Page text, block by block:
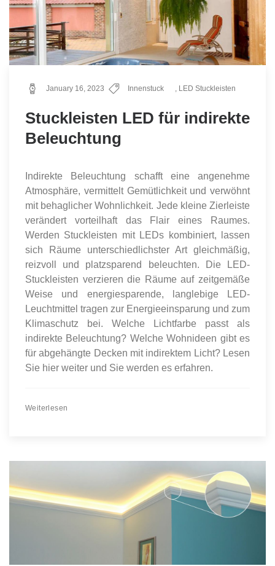
January 16, 2023 Innenstuck , LED Stuckleisten
Stuckleisten LED für indirekte
Beleuchtung
Indirekte Beleuchtung schafft eine angenehme
Atmosphäre, vermittelt Gemütlichkeit und verwöhnt
mit behaglicher Wohnlichkeit. Jede kleine Zierleiste
verändert vorteilhaft das Flair eines Raumes.
Werden Stuckleisten mit LEDs kombiniert, lassen
sich Räume unterschiedlichster Art gleichmäßig,
reizvoll und platzsparend beleuchten. Die LED-
Stuckleisten verzieren die Räume auf zeitgemäße
Weise und energiesparende, langlebige LED-
Leuchtmittel tragen zur Energieeinsparung und zum
Klimaschutz bei. Welche Lichtfarbe passt als
indirekte Beleuchtung? Welche Wohnideen gibt es
für abgehängte Decken mit indirektem Licht? Lesen
Sie hier weiter und Sie werden es erfahren.
Weiterlesen